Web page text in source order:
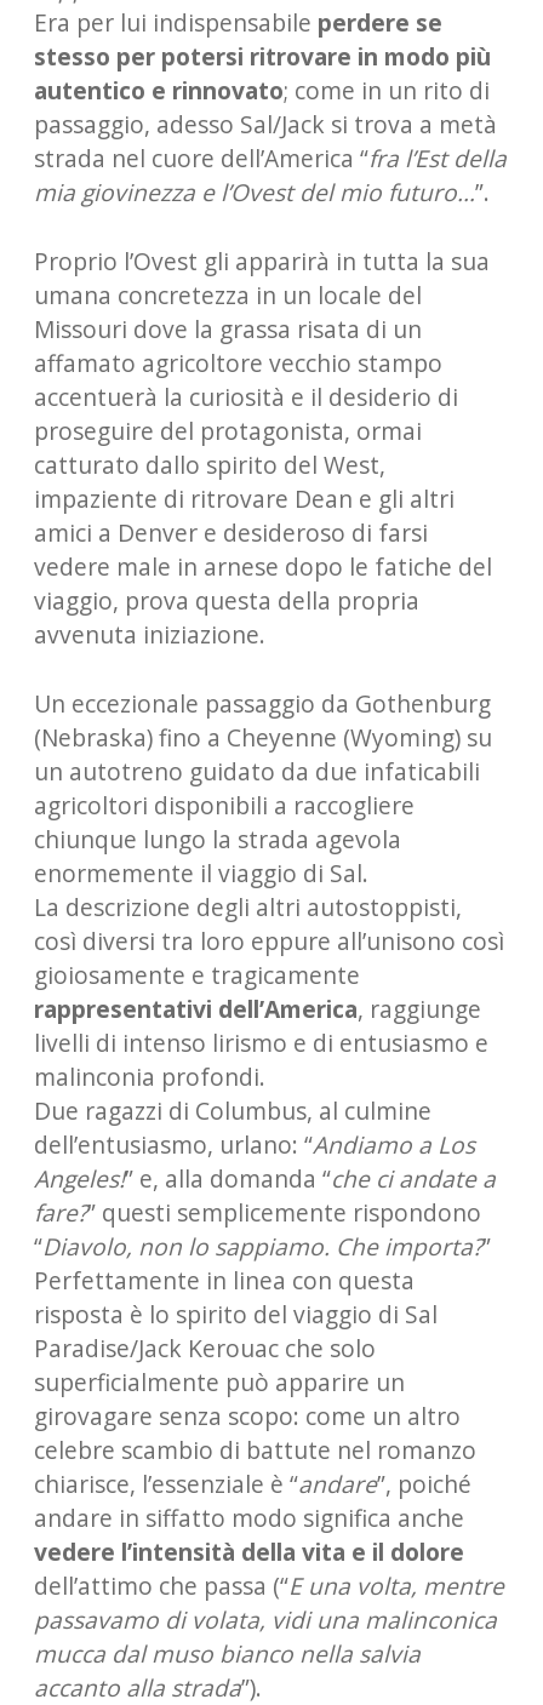
Era per lui indispensabile perdere se
stesso per potersi ritrovare in modo più
autentico e rinnovato; come in un rito di
passaggio, adesso Sal/Jack si trova a metà
strada nel cuore dell’America “fra l’Est della
mia giovinezza e l’Ovest del mio futuro…”.
Proprio l’Ovest gli apparirà in tutta la sua
umana concretezza in un locale del
Missouri dove la grassa risata di un
affamato agricoltore vecchio stampo
accentuerà la curiosità e il desiderio di
proseguire del protagonista, ormai
catturato dallo spirito del West,
impaziente di ritrovare Dean e gli altri
amici a Denver e desideroso di farsi
vedere male in arnese dopo le fatiche del
viaggio, prova questa della propria
avvenuta iniziazione.
Un eccezionale passaggio da Gothenburg
(Nebraska) fino a Cheyenne (Wyoming) su
un autotreno guidato da due infaticabili
agricoltori disponibili a raccogliere
chiunque lungo la strada agevola
enormemente il viaggio di Sal.
La descrizione degli altri autostoppisti,
così diversi tra loro eppure all’unisono così
gioiosamente e tragicamente
rappresentativi dell’America, raggiunge
livelli di intenso lirismo e di entusiasmo e
malinconia profondi.
Due ragazzi di Columbus, al culmine
dell’entusiasmo, urlano: “Andiamo a Los
Angeles!” e, alla domanda “che ci andate a
fare?” questi semplicemente rispondono
“Diavolo, non lo sappiamo. Che importa?”
Perfettamente in linea con questa
risposta è lo spirito del viaggio di Sal
Paradise/Jack Kerouac che solo
superficialmente può apparire un
girovagare senza scopo: come un altro
celebre scambio di battute nel romanzo
chiarisce, l’essenziale è “andare”, poiché
andare in siffatto modo significa anche
vedere l’intensità della vita e il dolore
dell’attimo che passa (“E una volta, mentre
passavamo di volata, vidi una malinconica
mucca dal muso bianco nella salvia
accanto alla strada”).